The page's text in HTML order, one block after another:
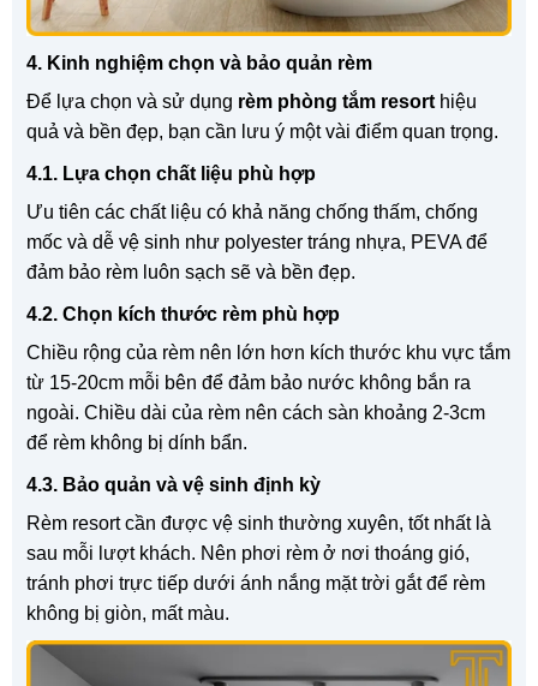
4. Kinh nghiệm chọn và bảo quản rèm
Để lựa chọn và sử dụng rèm phòng tắm resorthiệu
quả và bền đẹp, bạn cần lưu ý một vài điểm quan trọng.
4.1. Lựa chọn chất liệu phù hợp
Ưu tiên các chất liệu có khả năng chống thấm, chống
mốc và dễ vệ sinh như polyester tráng nhựa, PEVA để
đảm bảo rèm luôn sạch sẽ và bền đẹp.
4.2. Chọn kích thước rèm phù hợp
Chiều rộng của rèm nên lớn hơn kích thước khu vực tắm
từ 15-20cm mỗi bên để đảm bảo nước không bắn ra
ngoài. Chiều dài của rèm nên cách sàn khoảng 2-3cm
để rèm không bị dính bẩn.
4.3. Bảo quản và vệ sinh định kỳ
Rèm resort cần được vệ sinh thường xuyên, tốt nhất là
sau mỗi lượt khách. Nên phơi rèm ở nơi thoáng gió,
tránh phơi trực tiếp dưới ánh nắng mặt trời gắt để rèm
không bị giòn, mất màu.